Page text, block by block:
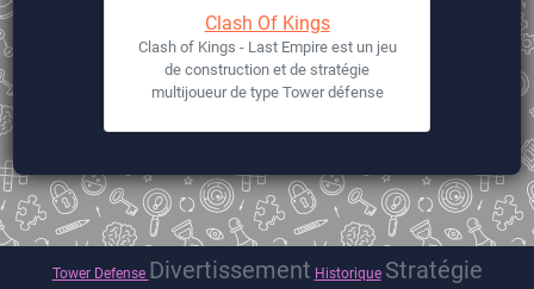
Clash Of Kings
Clash of Kings - Last Empire est un jeu
de construction et de stratégie
multijoueur de type Tower défense
Tower Defense Divertissement Historique Stratégie